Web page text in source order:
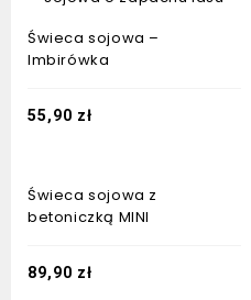
Świeca sojowa –
Imbirówka
55,90 zł
Świeca sojowa z
betoniczką MINI
89,90 zł